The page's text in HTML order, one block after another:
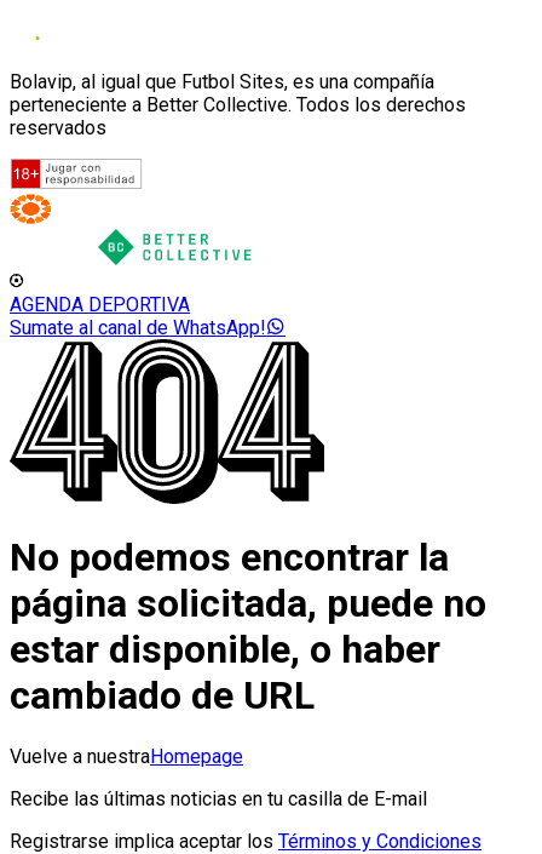
Bolavip, al igual que Futbol Sites, es una compañía
perteneciente a Better Collective. Todos los derechos
reservados
AGENDA DEPORTIVA
Sumate al canal de WhatsApp!
No podemos encontrar la
página solicitada, puede no
estar disponible, o haber
cambiado de URL
Vuelve a nuestraHomepage
Recibe las últimas noticias en tu casilla de E-mail
Registrarse implica aceptar los Términos y Condiciones